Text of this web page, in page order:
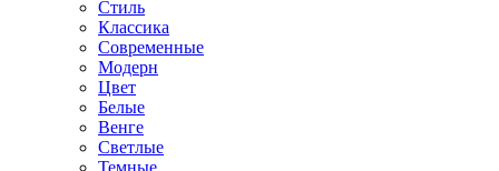
Стиль
Классика
Современные
Модерн
Цвет
Белые
Венге
Светлые
Темные